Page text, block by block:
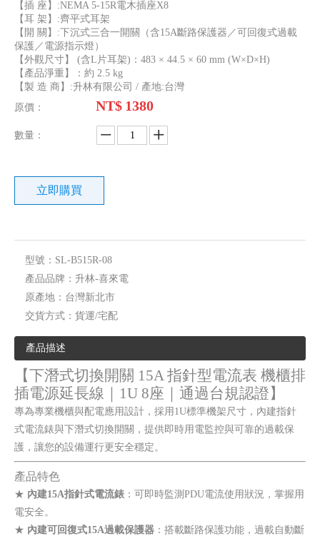
【插 座】:NEMA 5-15R電木插座X8
【耳 架】:齊平式耳架
【開 關】:下沉式三合一開關（含15A斷路保護器／可回復式過載
保護／電源指示燈）
【外觀尺寸】 (含L片耳架)：483 × 44.5 × 60 mm (W×D×H)
【產品淨重】：約 2.5 kg
【製 造 商】:升林有限公司 / 產地:台灣
原價：
NT$ 1380
數量：
立即購買
型號： SL-B515R-08
產品品牌： 升林-喜來電
原產地： 台灣新北市
交貨方式： 貨運/宅配
產品描述
【下潛式切換開關 15A 指針型電流表 機櫃排
插電源延長線｜1U 8座｜通過台規認證】
專為專業機櫃與配電應用設計，採用1U標準機架尺寸，內建指針
式電流錶與下潛式切換開關，提供即時用電監控與可靠的過載保
護，讓您的設備運行更安全穩定。
產品特色
★ 內建15A指針式電流錶 ：可即時監測PDU電流使用狀況，掌握用
電安全。
★ 內建可回復式15A過載保護器 ：搭載斷路保護功能，過載自動斷